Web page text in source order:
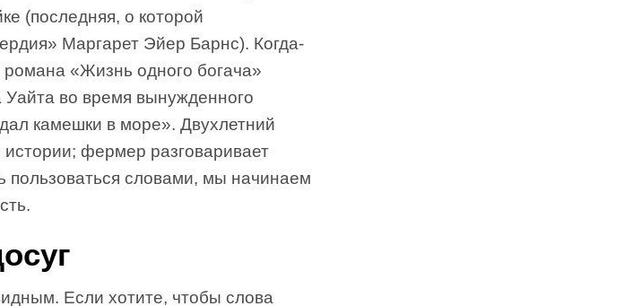
(последняя, о которой
Маргарет Эйер Барнс). Когда-
романа «Жизнь одного богача»
во время вынужденного
камешки в море». Двухлетний
фермер разговаривает
пользоваться словами, мы начинаем
Если хотите, чтобы слова